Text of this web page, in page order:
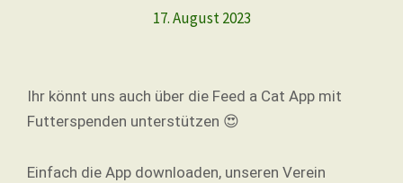
17. August 2023
Ihr könnt uns auch über die Feed a Cat App mit
Futterspenden unterstützen 😍
Einfach die App downloaden, unseren Verein